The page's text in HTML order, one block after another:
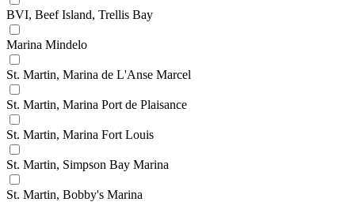
BVI, Beef Island, Trellis Bay
Marina Mindelo
St. Martin, Marina de L'Anse Marcel
St. Martin, Marina Port de Plaisance
St. Martin, Marina Fort Louis
St. Martin, Simpson Bay Marina
St. Martin, Bobby's Marina